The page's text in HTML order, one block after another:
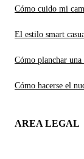
Cómo cuido mi
El estilo smart
Cómo planchar una
Cómo hacerse el
AREA LEGAL